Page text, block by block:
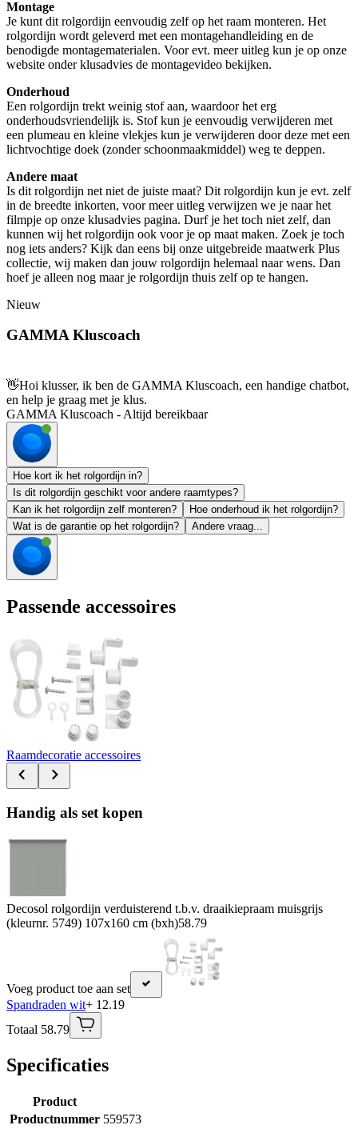
Montage
Je kunt dit rolgordijn eenvoudig zelf op het raam monteren. Het
rolgordijn wordt geleverd met een montagehandleiding en de
benodigde montagematerialen. Voor evt. meer uitleg kun je op onze
website onder klusadvies de montagevideo bekijken.
Onderhoud
Een rolgordijn trekt weinig stof aan, waardoor het erg
onderhoudsvriendelijk is. Stof kun je eenvoudig verwijderen met
een plumeau en kleine vlekjes kun je verwijderen door deze met een
lichtvochtige doek (zonder schoonmaakmiddel) weg te deppen.
Andere maat
Is dit rolgordijn net niet de juiste maat? Dit rolgordijn kun je evt. zelf
in de breedte inkorten, voor meer uitleg verwijzen we je naar het
filmpje op onze klusadvies pagina. Durf je het toch niet zelf, dan
kunnen wij het rolgordijn ook voor je op maat maken. Zoek je toch
nog iets anders? Kijk dan eens bij onze uitgebreide maatwerk Plus
collectie, wij maken dan jouw rolgordijn helemaal naar wens. Dan
hoef je alleen nog maar je rolgordijn thuis zelf op te hangen.
Nieuw
GAMMA Kluscoach
👋Hoi klusser, ik ben de GAMMA Kluscoach, een handige chatbot,
en help je graag met je klus.
GAMMA Kluscoach - Altijd bereikbaar
Hoe kort ik het rolgordijn in?
Is dit rolgordijn geschikt voor andere raamtypes?
Kan ik het rolgordijn zelf monteren?
Hoe onderhoud ik het rolgordijn?
Wat is de garantie op het rolgordijn?
Andere vraag...
Passende accessoires
Raamdecoratie accessoires
Handig als set kopen
Decosol rolgordijn verduisterend t.b.v. draaikiepraam muisgrijs
(kleurnr. 5749) 107x160 cm (bxh)58.79
Voeg product toe aan set
Spandraden wit+ 12.19
Totaal 58.79
Specificaties
Product
Productnummer 559573